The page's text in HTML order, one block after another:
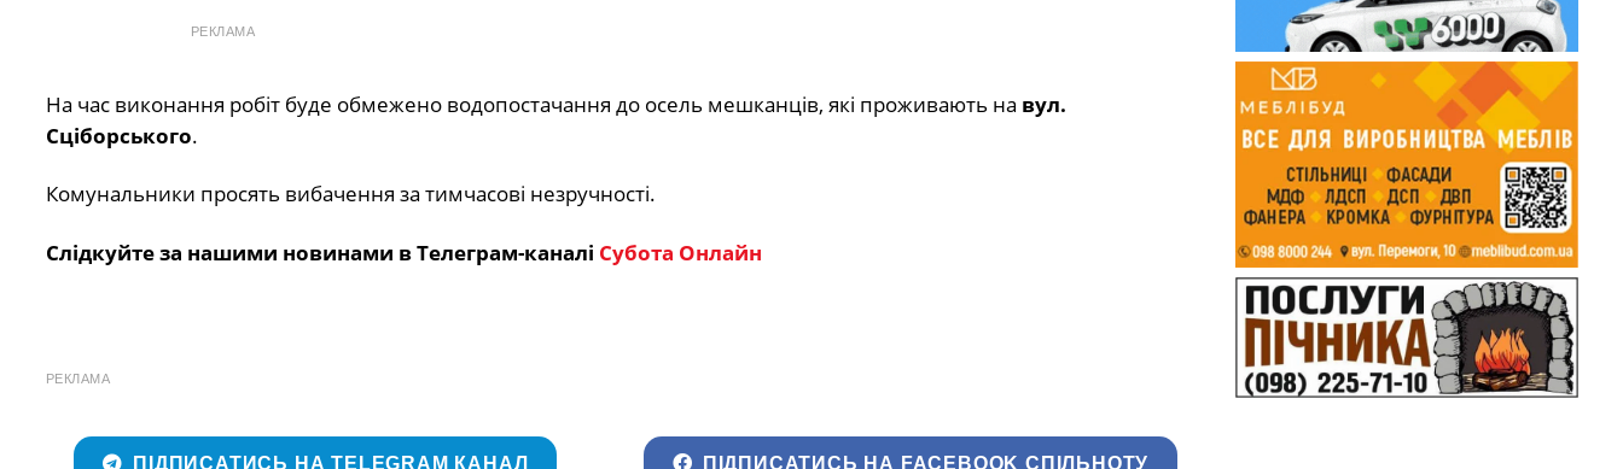
РЕКЛАМА
На час виконання робіт буде обмежено водопостачання до осель мешканців, які проживають на вул.
Сціборського.
Комунальники просять вибачення за тимчасові незручності.
Слідкуйте за нашими новинами в Телеграм-каналі Субота Онлайн
РЕКЛАМА
ПІДПИСАТИСЬ НА TELEGRAM КАНАЛ ПІДПИСАТИСЬ НА FACEBOOK СПІЛЬНОТУ